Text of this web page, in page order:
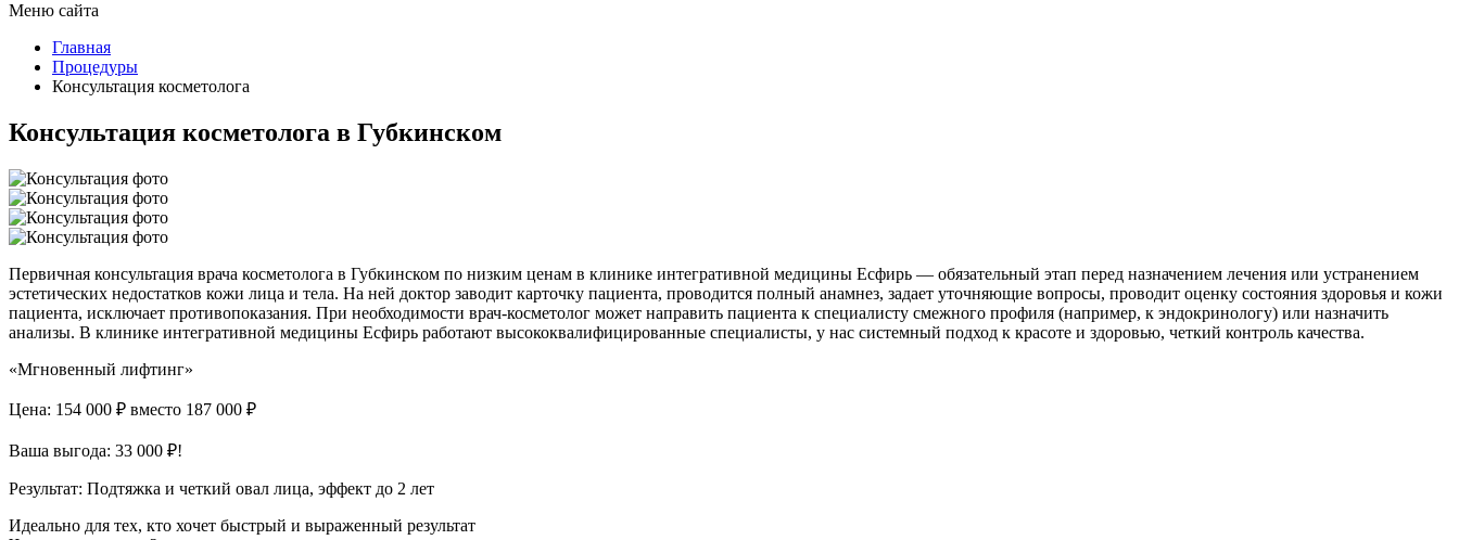
Меню сайта
Главная
Процедуры
Консультация косметолога
Консультация косметолога в Губкинском
Первичная консультация врача косметолога в Губкинском по низким ценам в клинике интегративной медицины Есфирь — обязательный этап перед назначением лечения или устранением
эстетических недостатков кожи лица и тела. На ней доктор заводит карточку пациента, проводится полный анамнез, задает уточняющие вопросы, проводит оценку состояния здоровья и кожи
пациента, исключает противопоказания. При необходимости врач-косметолог может направить пациента к специалисту смежного профиля (например, к эндокринологу) или назначить
анализы. В клинике интегративной медицины Есфирь работают высококвалифицированные специалисты, у нас системный подход к красоте и здоровью, четкий контроль качества.
«Мгновенный лифтинг»
Цена: 154 000 ₽ вместо 187 000 ₽
Ваша выгода: 33 000 ₽!
Результат: Подтяжка и четкий овал лица, эффект до 2 лет
Идеально для тех, кто хочет быстрый и выраженный результат